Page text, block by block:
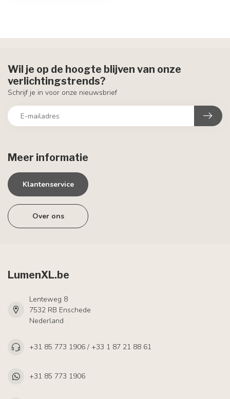
Meer informatie
Klantenservice
Over ons
Wil je op de hoogte blijven van onze
verlichtingstrends?
Schrijf je in voor onze nieuwsbrief
LumenXL.be
Lenteweg 8
7532 RB Enschede
Nederland
+31 85 773 1906 / +33 1 87 21 88 61
+31 85 773 1906